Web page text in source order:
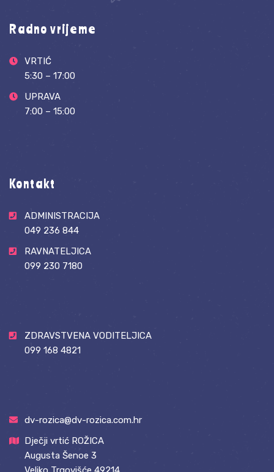
Radno vrijeme
VRTIĆ
5:30 – 17:00
UPRAVA
7:00 – 15:00
Kontakt
ADMINISTRACIJA
049 236 844
RAVNATELJICA
099 230 7180
ZDRAVSTVENA VODITELJICA
099 168 4821
dv-rozica@dv-rozica.com.hr
Dječji vrtić ROŽICA
Augusta Šenoe 3